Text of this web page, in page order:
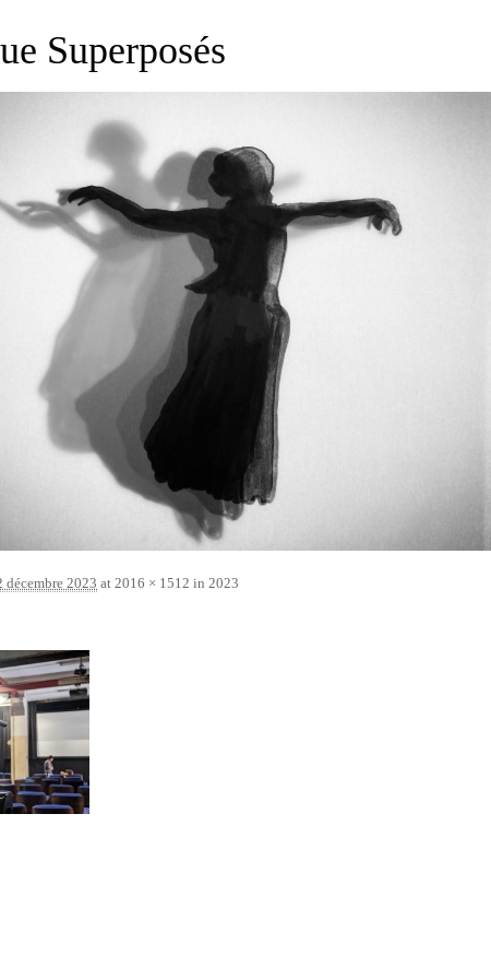
Superposés
décembre 2023 at 2016 × 1512 in 2023